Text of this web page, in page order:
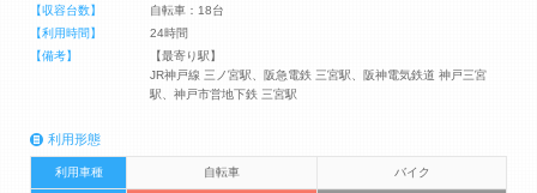
【収容台数】
自転車：18台
【利用時間】
24時間
【備考】
【最寄り駅】
JR神戸線 三ノ宮駅、阪急電鉄 三宮駅、阪神電気鉄道 神戸三宮
駅、神戸市営地下鉄 三宮駅
利用形態
利用車種 自転車 バイク